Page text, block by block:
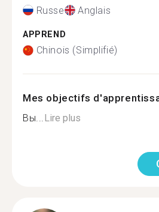
Russe Anglais
APPREND
Chinois (Simplifié)
Mes objectifs
Вы...Lire plus